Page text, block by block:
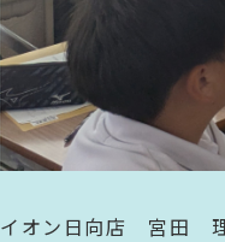
イオン日向店 宮田